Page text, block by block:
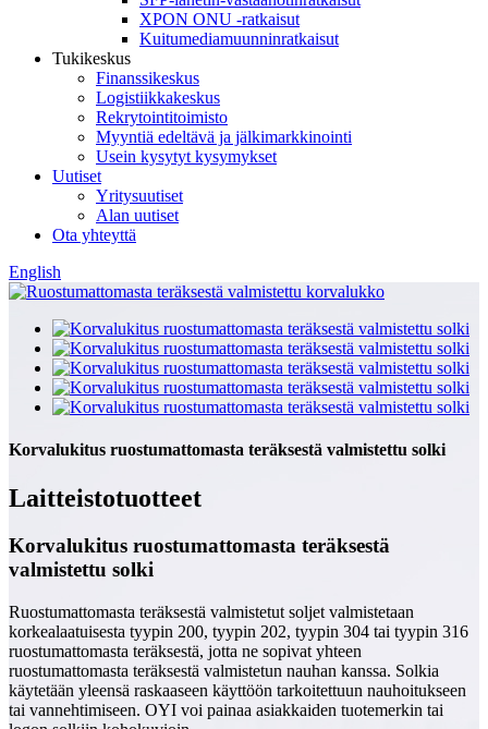
XPON ONU -ratkaisut
Kuitumediamuunninratkaisut
Tukikeskus
Finanssikeskus
Logistiikkakeskus
Rekrytointitoimisto
Myyntiä edeltävä ja jälkimarkkinointi
Usein kysytyt kysymykset
Uutiset
Yritysuutiset
Alan uutiset
Ota yhteyttä
English
Korvalukitus ruostumattomasta teräksestä valmistettu solki
Laitteistotuotteet
Korvalukitus ruostumattomasta teräksestä
valmistettu solki
Ruostumattomasta teräksestä valmistetut soljet valmistetaan
korkealaatuisesta tyypin 200, tyypin 202, tyypin 304 tai tyypin 316
ruostumattomasta teräksestä, jotta ne sopivat yhteen
ruostumattomasta teräksestä valmistetun nauhan kanssa. Solkia
käytetään yleensä raskaaseen käyttöön tarkoitettuun nauhoitukseen
tai vannehtimiseen. OYI voi painaa asiakkaiden tuotemerkin tai